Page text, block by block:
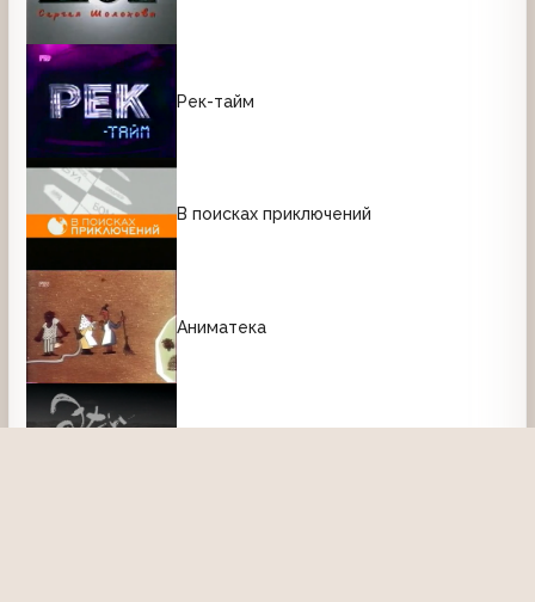
Рек-тайм
В поисках приключений
Аниматека